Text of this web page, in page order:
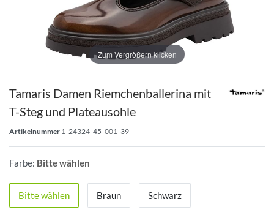
Zum Vergrößern klicken
Tamaris Damen Riemchenballerina mit
T-Steg und Plateausohle
Artikelnummer 1_24324_45_001_39
Farbe: Bitte wählen
Bitte wählen Braun Schwarz